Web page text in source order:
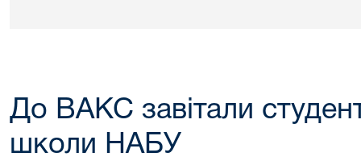
До ВАКС завітали
школи НАБУ